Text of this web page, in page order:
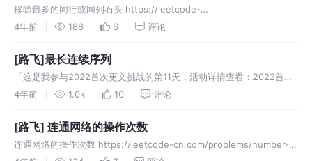
移除最多的同行或同列石头 https://leetcode-
cn.com/problems/most-stones-removed-with-same-row-or-
4年前 188 6 评论
[路飞]最长连续序列
「这是我参与2022首次更文挑战的第11天，活动详情查看：2022首次
更文挑战」。 最长连续序列 - 并查集 https://leetcode-
4年前 1.0k 10 评论
[路飞] 连通网络的操作次数
连通网络的操作次数 https://leetcode-cn.com/problems/number-